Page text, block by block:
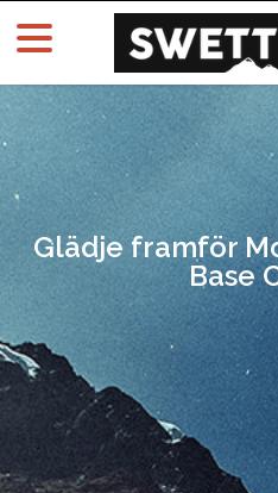
Glädje framför
Base